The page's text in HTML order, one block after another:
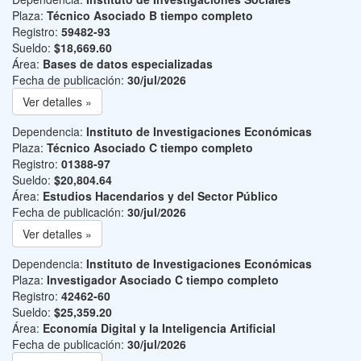
Plaza: Técnico Asociado B tiempo completo
Registro: 59482-93
Sueldo: $18,669.60
Área: Bases de datos especializadas
Fecha de publicación: 30/jul/2026
Ver detalles »
Dependencia: Instituto de Investigaciones Económicas
Plaza: Técnico Asociado C tiempo completo
Registro: 01388-97
Sueldo: $20,804.64
Área: Estudios Hacendarios y del Sector Público
Fecha de publicación: 30/jul/2026
Ver detalles »
Dependencia: Instituto de Investigaciones Económicas
Plaza: Investigador Asociado C tiempo completo
Registro: 42462-60
Sueldo: $25,359.20
Área: Economía Digital y la Inteligencia Artificial
Fecha de publicación: 30/jul/2026